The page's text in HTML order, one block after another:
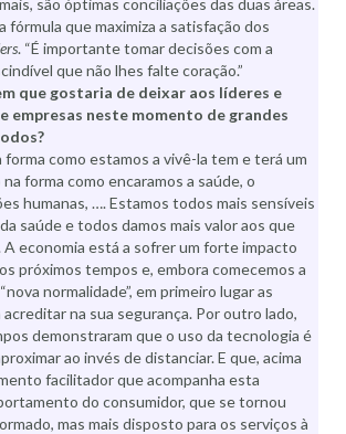
fórmula que maximiza a satisfação dos
. “É importante tomar decisões com a
que não lhes falte coração.”
que gostaria de deixar aos líderes e
empresas neste momento de grandes
forma como estamos a vivê-la tem e terá um
forma como encaramos a saúde, o
humanas, …. Estamos todos mais sensíveis
saúde e todos damos mais valor aos que
A economia está a sofrer um forte impacto
próximos tempos e, embora comecemos a
normalidade”, em primeiro lugar as
na sua segurança. Por outro lado,
demonstraram que o uso da tecnologia é
ao invés de distanciar. E que, acima
facilitador que acompanha esta
do consumidor, que se tornou
mas mais disposto para os serviços à